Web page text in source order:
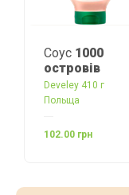
Соус 1000
островів
Develey 410 г
Польща
102.00 грн